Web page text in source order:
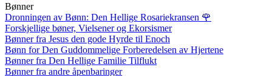
Bønner
Dronningen av Bønn: Den Hellige Rosariekransen 🌹
Forskjellige bøner, Vielsener og Ekorsismer
Bønner fra Jesus den gode Hyrde til Enoch
Bønn for Den Guddommelige Forberedelsen av Hjertene
Bønner fra Den Hellige Familie Tilflukt
Bønner fra andre åpenbaringer